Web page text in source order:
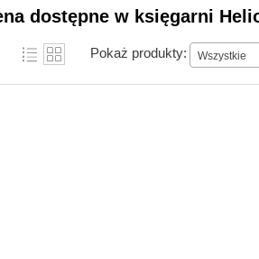
dostępne w księgarni
Pokaż produkty: Wszystkie